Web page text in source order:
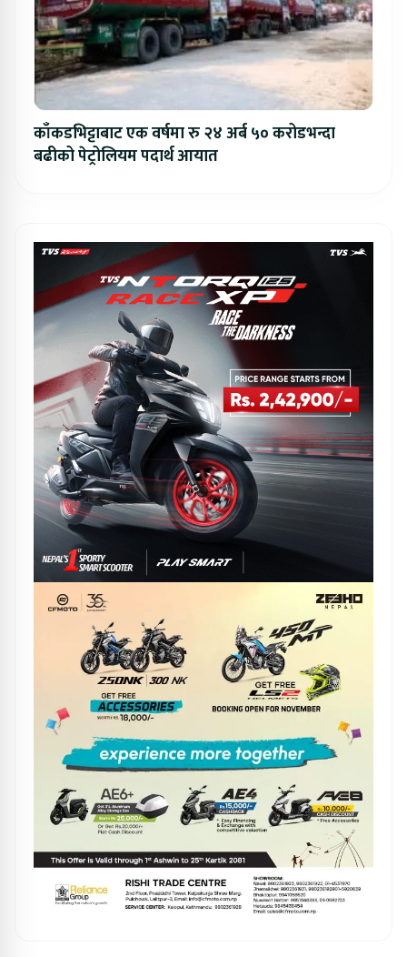
काँकडभिट्टाबाट एक वर्षमा रु २४ अर्ब ५० करोडभन्दा
बढीको पेट्रोलियम पदार्थ आयात